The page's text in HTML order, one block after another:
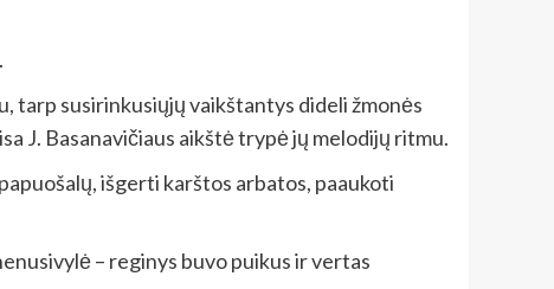
tarp susirinkusiųjų vaikštantys dideli žmonės
J. Basanavičiaus aikštė trypė jų melodijų ritmu.
išgerti karštos arbatos, paaukoti
– reginys buvo puikus ir vertas